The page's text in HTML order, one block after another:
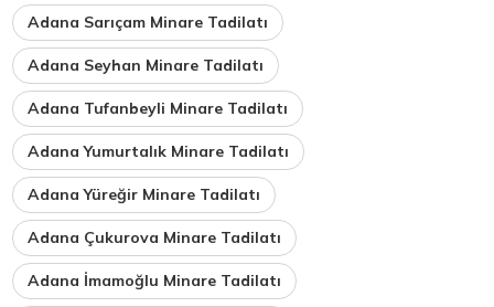
Adana Sarıçam Minare Tadilatı
Adana Seyhan Minare Tadilatı
Adana Tufanbeyli Minare Tadilatı
Adana Yumurtalık Minare Tadilatı
Adana Yüreğir Minare Tadilatı
Adana Çukurova Minare Tadilatı
Adana İmamoğlu Minare Tadilatı